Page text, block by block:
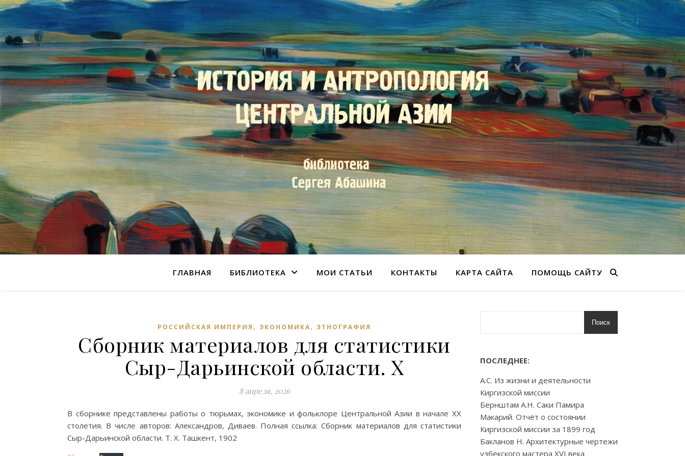
ГЛАВНАЯ БИБЛИОТЕКА МОИ СТАТЬИ КОНТАКТЫ КАРТА САЙТА ПОМОЩЬ САЙТУ
РОССИЙСКАЯ ИМПЕРИЯ , ЭКОНОМИКА, ЭТНОГРАФИЯ
Сборник материалов для статистики
Сыр-Дарьинской области. X
8 апреля, 2026
В сборнике представлены работы о тюрьмах, экономике и фольклоре Центральной Азии в начале XX
столетия. В числе авторов: Александров, Диваев. Полная ссылка: Сборник материалов для статистики
Сыр-Дарьинской области. Т. X. Ташкент, 1902
Поиск
ПОСЛЕДНЕЕ:
А.С. Из жизни и деятельности
Киргизской миссии
Бернштам А.Н. Саки Памира
Макарий. Отчёт о состоянии
Киргизской миссии за 1899 год
Бакланов Н. Архитектурные чертежи
узбекского мастера XVI века